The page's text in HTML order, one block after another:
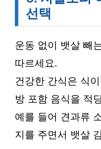
선택
운동 없이 뱃살 빼
따르세요.
건강한 간식은 식
방 포함 음식을 적
예를 들어 견과류
지를 주면서 뱃살